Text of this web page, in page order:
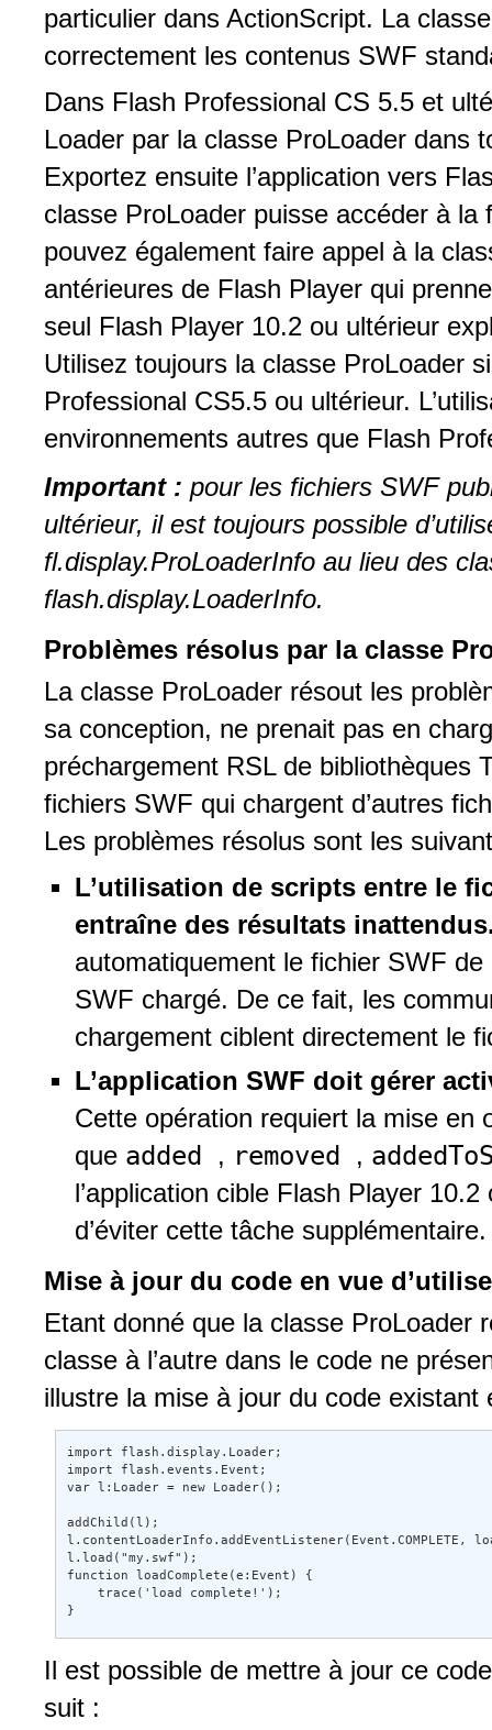
particulier dans ActionScript. La
correctement les contenus SWF
Dans Flash Professional CS 5.5 et
Loader par la classe ProLoader dans
Exportez ensuite l’application vers
classe ProLoader puisse accéder à
pouvez également faire appel à la
antérieures de Flash Player qui
seul Flash Player 10.2 ou ultérieur
Utilisez toujours la classe ProLoader
Professional CS5.5 ou ultérieur.
environnements autres que Flash
Important : pour les fichiers SWF
ultérieur, il est toujours possible
fl.display.ProLoaderInfo au lieu des
flash.display.LoaderInfo.
Problèmes résolus par la classe
La classe ProLoader résout les
sa conception, ne prenait pas en
préchargement RSL de bibliothèques
fichiers SWF qui chargent d’autres
Les problèmes résolus sont les
L’utilisation de scripts entre le
entraîne des résultats
automatiquement le fichier SWF
SWF chargé. De ce fait, les
chargement ciblent directement le
L’application SWF doit gérer
Cette opération requiert la mise en
que added , removed ,
l’application cible Flash Player
d’éviter cette tâche supplémentaire.
Mise à jour du code en vue
Etant donné que la classe ProLoader
classe à l’autre dans le code ne
illustre la mise à jour du code existant
import flash.display.Loader;
import flash.events.Event;
var l:Loader = new Loader();
addChild(l);
l.contentLoaderInfo.addEventListener(Event.COMPLETE,
l.load("my.swf");
function loadComplete(e:Event) {
    trace('load complete!');
}
Il est possible de mettre à jour ce
suit :